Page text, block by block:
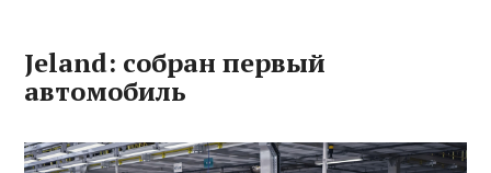
Jeland: собран первый
автомобиль